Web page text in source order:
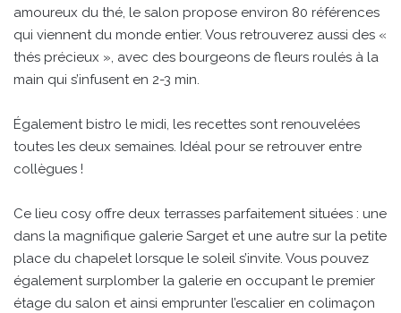
amoureux du thé, le salon propose environ 80 références
qui viennent du monde entier. Vous retrouverez aussi des «
thés précieux », avec des bourgeons de fleurs roulés à la
main qui s’infusent en 2-3 min.
Également bistro le midi, les recettes sont renouvelées
toutes les deux semaines. Idéal pour se retrouver entre
collègues !
Ce lieu cosy offre deux terrasses parfaitement situées : une
dans la magnifique galerie Sarget et une autre sur la petite
place du chapelet lorsque le soleil s’invite. Vous pouvez
également surplomber la galerie en occupant le premier
étage du salon et ainsi emprunter l’escalier en colimaçon